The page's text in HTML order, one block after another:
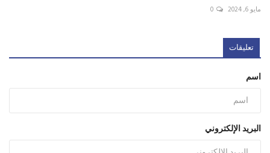
مايو 6, 2024 0
تعليقات
اسم
البريد الإلكتروني